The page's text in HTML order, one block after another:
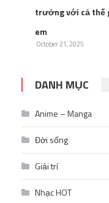
trưởng với cả thế
em
October 21, 2025
DANH MỤC
Anime – Manga
Đời sống
Giải trí
Nhạc HOT